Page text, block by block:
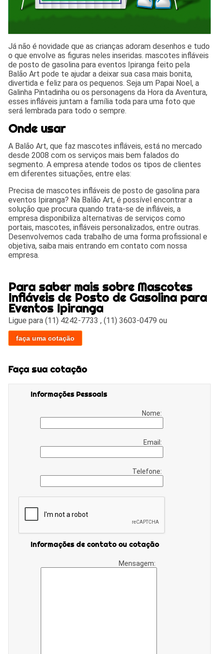
Já não é novidade que as crianças adoram desenhos e tudo
o que envolve as figuras neles inseridas. mascotes infláveis
de posto de gasolina para eventos Ipiranga feito pela
Balão Art pode te ajudar a deixar sua casa mais bonita,
divertida e feliz para os pequenos. Seja um Papai Noel, a
Galinha Pintadinha ou os personagens da Hora da Aventura,
esses infláveis juntam a família toda para uma foto que
será lembrada para todo o sempre.
Onde usar
A Balão Art, que faz mascotes infláveis, está no mercado
desde 2008 com os serviços mais bem falados do
segmento. A empresa atende todos os tipos de clientes
em diferentes situações, entre elas:
Precisa de mascotes infláveis de posto de gasolina para
eventos Ipiranga? Na Balão Art, é possível encontrar a
solução que procura quando trata-se de infláveis, a
empresa disponibiliza alternativas de serviços como
portais, mascotes, infláveis personalizados, entre outras.
Desenvolvemos cada trabalho de uma forma profissional e
objetiva, saiba mais entrando em contato com nossa
empresa.
Para saber mais sobre Mascotes
Infláveis de Posto de Gasolina para
Eventos Ipiranga
Ligue para(11) 4242-7733 ,(11) 3603-0479 ou
faça uma cotação
Faça sua cotação
Informações Pessoais
Nome:
Email:
Telefone:
Informações de contato ou cotação
Mensagem: